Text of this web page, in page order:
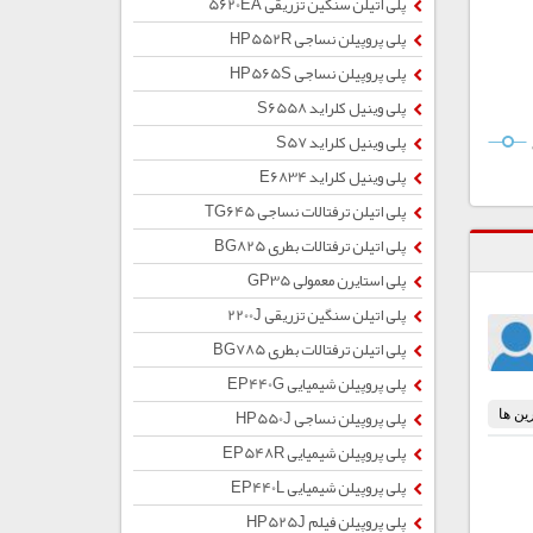
پلی پروپیلن نساجی HP552R
پلی پروپیلن نساجی HP565S
پلی وینیل کلراید S6558
پلی وینیل کلراید S57
پلی وینیل کلراید E6834
پلی اتیلن ترفتالات نساجی TG645
پلی اتیلن ترفتالات بطری BG825
پلی استایرن معمولی GP35
پلی اتیلن سنگین تزریقی 2200J
پلی اتیلن ترفتالات بطری BG785
پلی پروپیلن شیمیایی EP440G
پلی پروپیلن نساجی HP550J
پلی پروپیلن شیمیایی EP548R
پلی پروپیلن شیمیایی EP440L
پلی پروپیلن فیلم HP525J